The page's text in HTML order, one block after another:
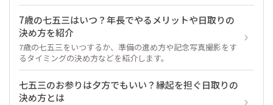
7歳の七五三はいつ？年長でやるメリットや日取りの
決め方を紹介
7歳の七五三をいつするか、準備の進め方や記念写真撮影をす
るタイミングの決め方などを紹介します。
七五三のお参りは夕方でもいい？縁起を担ぐ日取りの
決め方とは